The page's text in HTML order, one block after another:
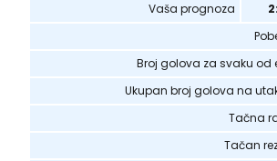
Vaša prognoza
Broj golova za svaku od
Ukupan broj golova na
Tačna
Tačan